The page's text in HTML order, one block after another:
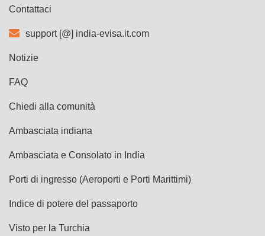
Contattaci
support [@] india-evisa.it.com
Notizie
FAQ
Chiedi alla comunità
Ambasciata indiana
Ambasciata e Consolato in India
Porti di ingresso (Aeroporti e Porti Marittimi)
Indice di potere del passaporto
Visto per la Turchia